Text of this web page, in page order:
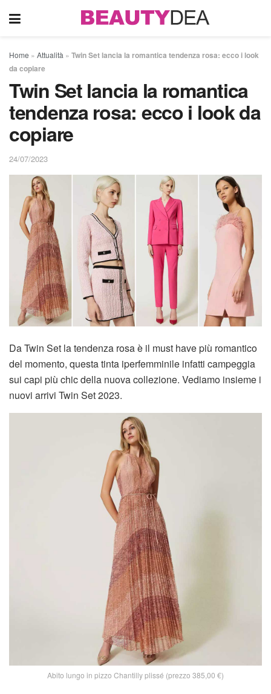
Home » Attualità » Twin Set lancia la romantica tendenza rosa: ecco i look
da copiare
Twin Set lancia la romantica
tendenza rosa: ecco i look da
copiare
24/07/2023
Da Twin Set la tendenza rosa è il must have più romantico
del momento, questa tinta iperfemminile infatti campeggia
sui capi più chic della nuova collezione. Vediamo insieme i
nuovi arrivi Twin Set 2023.
Abito lungo in pizzo Chantilly plissé (prezzo 385,00 €)